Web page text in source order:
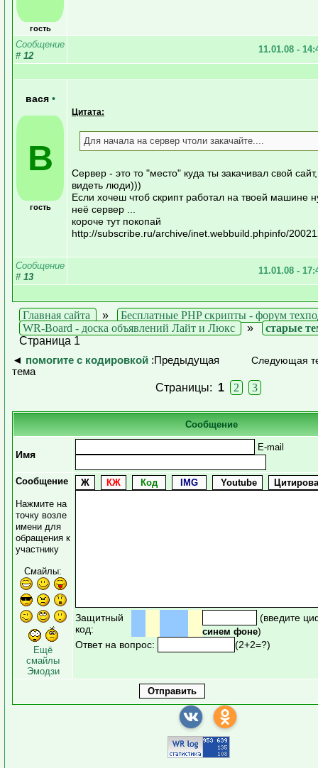
гость
Сообщение
# 12
11.01.08 -
вася •
В
гость
Цитата:
Для начала на сервер чтоли закачайте....
Сервер - это то "место" куда ты закачивал свой
видеть люди)))
Если хочеш чтоб скрипт работал на твоей машине
неё сервер ...
короче тут покопай
http://subscribe.ru/archive/inet.webbuild.phpinfo/
Сообщение
# 13
11.01.08 -
Главная сайта »
Бесплатные PHP скрипты - форум
WR-Board - доска объявлений Лайт и Люкс
»
старые
Страница 1
◄ помогите с кодировкой :Предыдущая
тема
Следующая
Страницы: 1 2 3
Сообщение
Имя
E-mail
Сообщение
Нажмите на
точку возле
имени для
обращения к
участнику
Смайлы:
Ещё
смайлы
Эмодзи
Защитный
код:
(введите
синем фоне)
Ответ на вопрос:
(2+2=?)